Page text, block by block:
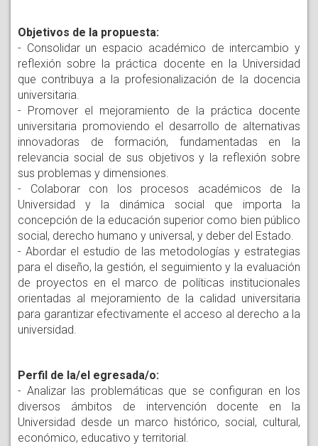
Objetivos de la propuesta:
- Consolidar un espacio académico de intercambio y
reflexión sobre la práctica docente en la Universidad
que contribuya a la profesionalización de la docencia
universitaria.
- Promover el mejoramiento de la práctica docente
universitaria promoviendo el desarrollo de alternativas
innovadoras de formación, fundamentadas en la
relevancia social de sus objetivos y la reflexión sobre
sus problemas y dimensiones.
- Colaborar con los procesos académicos de la
Universidad y la dinámica social que importa la
concepción de la educación superior como bien público
social, derecho humano y universal, y deber del Estado.
- Abordar el estudio de las metodologías y estrategias
para el diseño, la gestión, el seguimiento y la evaluación
de proyectos en el marco de políticas institucionales
orientadas al mejoramiento de la calidad universitaria
para garantizar efectivamente el acceso al derecho a la
universidad.
Perfil de la/el egresada/o:
- Analizar las problemáticas que se configuran en los
diversos ámbitos de intervención docente en la
Universidad desde un marco histórico, social, cultural,
económico, educativo y territorial.